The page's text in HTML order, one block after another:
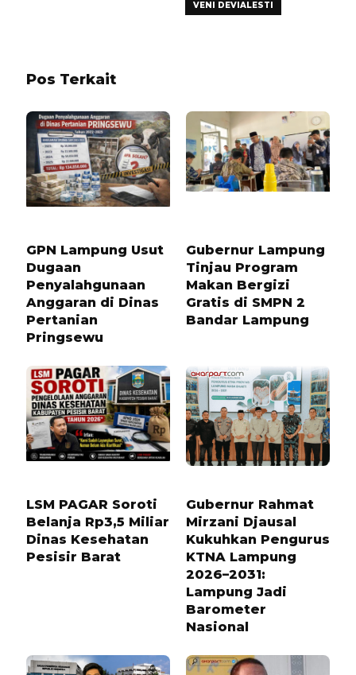
VENI DEVIALESTI
Pos Terkait
GPN Lampung Usut
Dugaan
Penyalahgunaan
Anggaran di Dinas
Pertanian
Pringsewu
Gubernur Lampung
Tinjau Program
Makan Bergizi
Gratis di SMPN 2
Bandar Lampung
LSM PAGAR Soroti
Belanja Rp3,5 Miliar
Dinas Kesehatan
Pesisir Barat
Gubernur Rahmat
Mirzani Djausal
Kukuhkan Pengurus
KTNA Lampung
2026–2031:
Lampung Jadi
Barometer
Nasional